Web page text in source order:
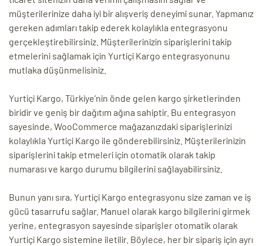
müşterilerinize daha iyi bir alışveriş deneyimi sunar. Yapmanız
gereken adımları takip ederek kolaylıkla entegrasyonu
gerçekleştirebilirsiniz. Müşterilerinizin siparişlerini takip
etmelerini sağlamak için Yurtiçi Kargo entegrasyonunu
mutlaka düşünmelisiniz.
Yurtiçi Kargo, Türkiye’nin önde gelen kargo şirketlerinden
biridir ve geniş bir dağıtım ağına sahiptir. Bu entegrasyon
sayesinde, WooCommerce mağazanızdaki siparişlerinizi
kolaylıkla Yurtiçi Kargo ile gönderebilirsiniz. Müşterilerinizin
siparişlerini takip etmeleri için otomatik olarak takip
numarası ve kargo durumu bilgilerini sağlayabilirsiniz.
Bunun yanı sıra, Yurtiçi Kargo entegrasyonu size zaman ve iş
gücü tasarrufu sağlar. Manuel olarak kargo bilgilerini girmek
yerine, entegrasyon sayesinde siparişler otomatik olarak
Yurtiçi Kargo sistemine iletilir. Böylece, her bir sipariş için ayrı